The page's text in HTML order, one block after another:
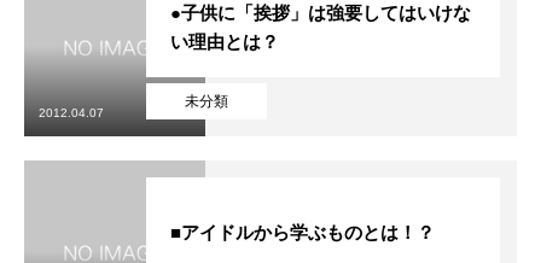
未分類
●子供に「挨拶」は強要してはいけな
い理由とは？
2012.04.07
■アイドルから学ぶものとは！？